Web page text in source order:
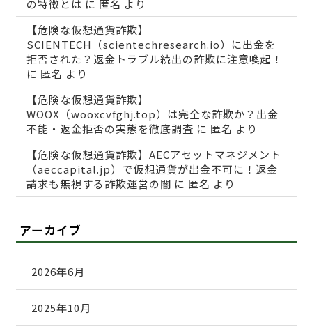
の特徴とは に 匿名 より
【危険な仮想通貨詐欺】
SCIENTECH（scientechresearch.io）に出金を
拒否された？返金トラブル続出の詐欺に注意喚起！
に 匿名 より
【危険な仮想通貨詐欺】
WOOX（wooxcvfghj.top）は完全な詐欺か？出金
不能・返金拒否の実態を徹底調査 に 匿名 より
【危険な仮想通貨詐欺】AECアセットマネジメント
（aeccapital.jp）で仮想通貨が出金不可に！返金
請求も無視する詐欺運営の闇 に 匿名 より
アーカイブ
2026年6月
2025年10月